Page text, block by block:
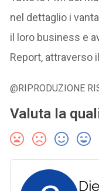
nel dettaglio i
il loro business e
Report, attraverso
@RIPRODUZIONE
Valuta la